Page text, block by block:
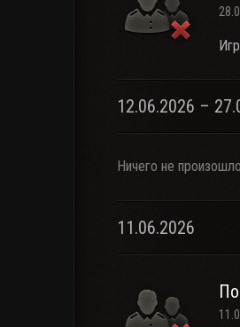
12.06.2026 –
Ничего не произошло
11.06.2026